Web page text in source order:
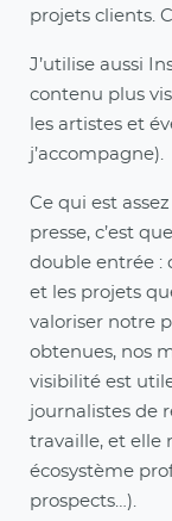
projets clients.
J’utilise aussi
contenu plus
les artistes et
j’accompagne).
Ce qui est
presse, c’est
double entrée :
et les projets
valoriser notre
obtenues, nos
visibilité est
journalistes de
travaille, et elle
écosystème
prospects…).